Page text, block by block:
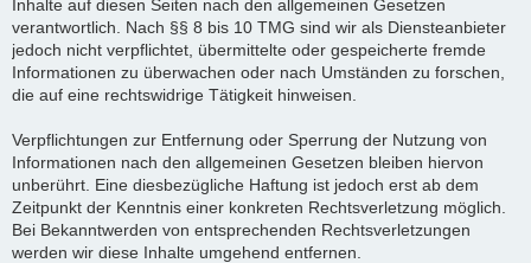
Inhalte auf diesen Seiten nach den allgemeinen Gesetzen
verantwortlich. Nach §§ 8 bis 10 TMG sind wir als Diensteanbieter
jedoch nicht verpflichtet, übermittelte oder gespeicherte fremde
Informationen zu überwachen oder nach Umständen zu forschen,
die auf eine rechtswidrige Tätigkeit hinweisen.
Verpflichtungen zur Entfernung oder Sperrung der Nutzung von
Informationen nach den allgemeinen Gesetzen bleiben hiervon
unberührt. Eine diesbezügliche Haftung ist jedoch erst ab dem
Zeitpunkt der Kenntnis einer konkreten Rechtsverletzung möglich.
Bei Bekanntwerden von entsprechenden Rechtsverletzungen
werden wir diese Inhalte umgehend entfernen.